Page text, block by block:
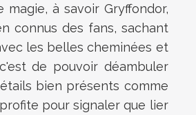
à savoir Gryffondor,
connus des fans, sachant
les belles cheminées et
de pouvoir déambuler
bien présents comme
pour signaler que lier